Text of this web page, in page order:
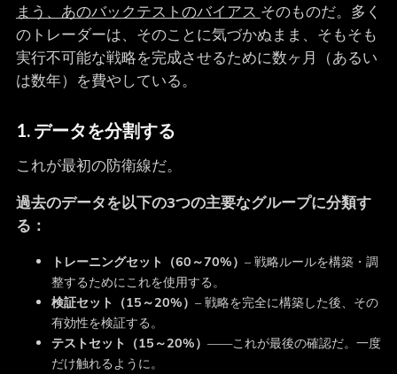
まう、あのバックテストのバイアス そのものだ。多く
のトレーダーは、そのことに気づかぬまま、そもそも
実行不可能な戦略を完成させるために数ヶ月（あるい
は数年）を費やしている。
1. データを分割する
これが最初の防衛線だ。
過去のデータを以下の3つの主要なグループに分類す
る：
トレーニングセット（60～70%） – 戦略ルールを構築・調
整するためにこれを使用する。
検証セット（15～20%） – 戦略を完全に構築した後、その
有効性を検証する。
テストセット（15～20%） ――これが最後の確認だ。一度
だけ触れるように。